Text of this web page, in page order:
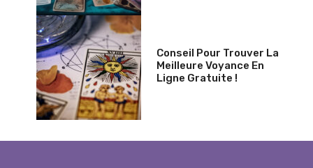
Conseil Pour Trouver La
Meilleure Voyance En
Ligne Gratuite !